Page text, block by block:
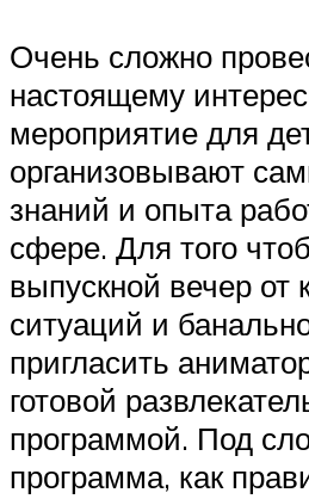
Очень сложно
настоящему
мероприятие для
организовывают
знаний и опыта
сфере. Для того
выпускной вечер от
ситуаций и
пригласить
готовой
программой. Под
программа, как